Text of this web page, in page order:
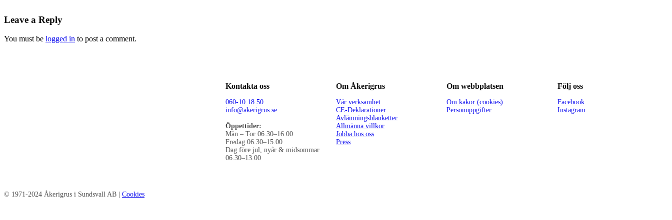
Leave a Reply
You must be logged in to post a comment.
Kontakta oss
060-10 18 50
info@akerigrus.se
Öppettider:
Mån – Tor 06.30–16.00
Fredag 06.30–15.00
Dag före jul, nyår & midsommar
06.30–13.00
Om Åkerigrus
Vår verksamhet
CE-Deklarationer
Avlämningsblanketter
Allmänna villkor
Jobba hos oss
Press
Om webbplatsen
Om kakor (cookies)
Personuppgifter
Följ oss
Facebook
Instagram
© 1971-2024 Åkerigrus i Sundsvall AB | Cookies